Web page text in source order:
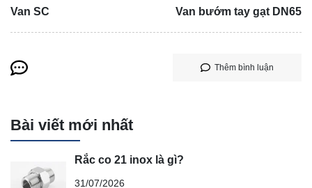
Van SC Van bướm tay gạt DN65
Thêm bình luận
Bài viết mới nhất
Rắc co 21 inox là gì?
31/07/2026